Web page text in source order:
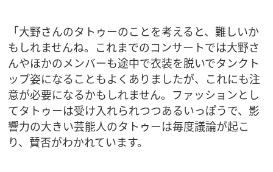
「大野さんのタトゥーのことを考えると、難しいか
もしれませんね。これまでのコンサートでは大野さ
んやほかのメンバーも途中で衣装を脱いでタンクト
ップ姿になることもよくありましたが、これにも注
意が必要になるかもしれません。ファッションとし
てタトゥーは受け入れられつつあるいっぽうで、影
響力の大きい芸能人のタトゥーは毎度議論が起こ
り、賛否がわかれています。